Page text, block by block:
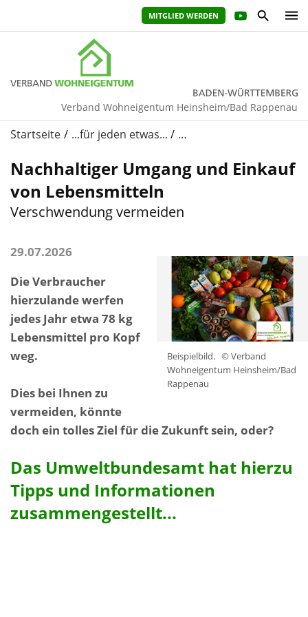
MITGLIED WERDEN
Verband Wohneigentum Heinsheim/Bad Rappenau
Startseite ...für jeden etwas... …
Nachhaltiger Umgang und Einkauf
von Lebensmitteln
Verschwendung vermeiden
Beispielbild. © Verband
Wohneigentum Heinsheim/Bad
Rappenau
29.07.2026
Die Verbraucher
hierzulande werfen
jedes Jahr etwa 78 kg
Lebensmittel pro Kopf
weg.
Dies bei Ihnen zu
vermeiden, könnte
doch ein tolles Ziel für die Zukunft sein, oder?
Das Umweltbundesamt hat hierzu
Tipps und Informationen
zusammengestellt...